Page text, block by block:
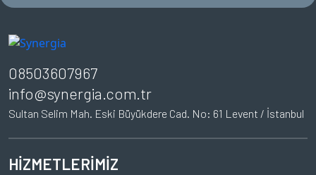
08503607967
info@synergia.com.tr
Sultan Selim Mah. Eski Büyükdere Cad. No: 61 Levent / İstanbul
HİZMETLERİMİZ